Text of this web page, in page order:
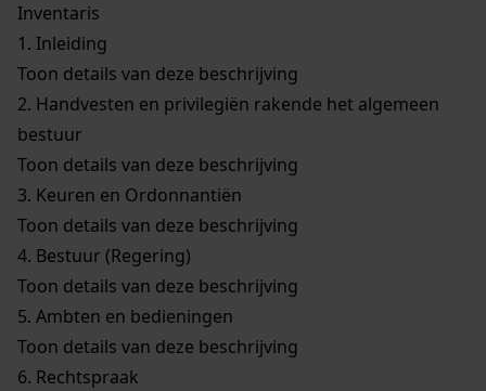
Inventaris
1. Inleiding
Toon details van deze beschrijving
2. Handvesten en privilegiën rakende het algemeen
bestuur
Toon details van deze beschrijving
3. Keuren en Ordonnantiën
Toon details van deze beschrijving
4. Bestuur (Regering)
Toon details van deze beschrijving
5. Ambten en bedieningen
Toon details van deze beschrijving
6. Rechtspraak